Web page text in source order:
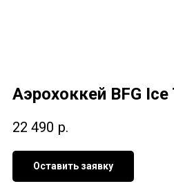
Аэрохоккей BFG
22 490 р.
Оставить заявку